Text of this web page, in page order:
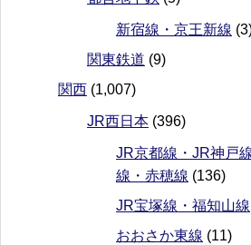
新宿線・京王新線
関東鉄道 (9)
関西 (1,007)
JR西日本 (396)
JR京都線・JR神戸
線・赤穂線 (136)
JR宝塚線・福知山線
おおさか東線 (11)